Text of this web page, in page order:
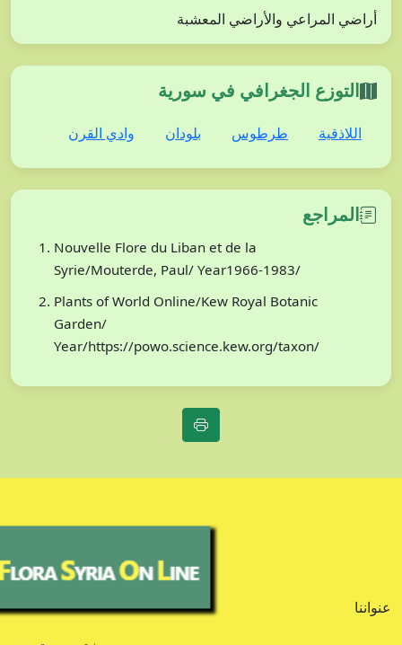
أراضي المراعي والأراضي المعشبة
التوزع الجغرافي في سورية
اللاذقية طرطوس بلودان وادي القرن
المراجع
Nouvelle Flore du Liban et de la
Syrie/Mouterde, Paul/ Year1966-1983/
Plants of World Online/Kew Royal Botanic
Garden/
Year/https://powo.science.kew.org/taxon/
عنواننا